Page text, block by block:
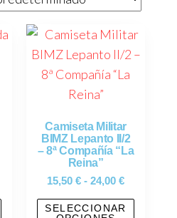
Camiseta Militar
BIMZ Lepanto II/2
– 8ª Compañía “La
Reina”
15,50€ - 24,00€
SELECCIONAR